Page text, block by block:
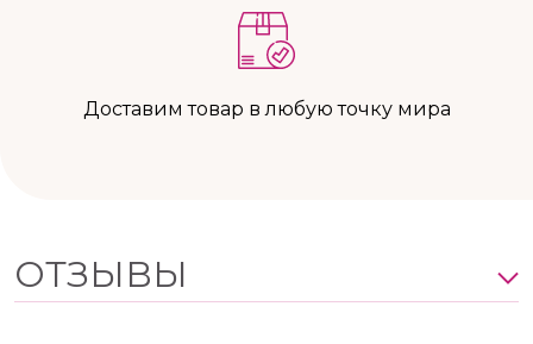
Доставим товар в любую точку мира
ОТЗЫВЫ